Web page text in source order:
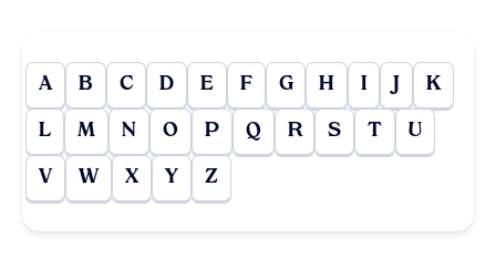
A B C D E F G H I J K
L M N O P Q R S T U
V W X Y Z